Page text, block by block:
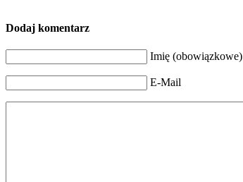
Dodaj komentarz
Imię (obowiązkowe)
E-Mail